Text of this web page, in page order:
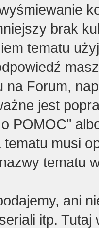
brak
tematu
na Forum,
jest
POMOC"
tematu musi
tematu
ani
itp. Tutaj